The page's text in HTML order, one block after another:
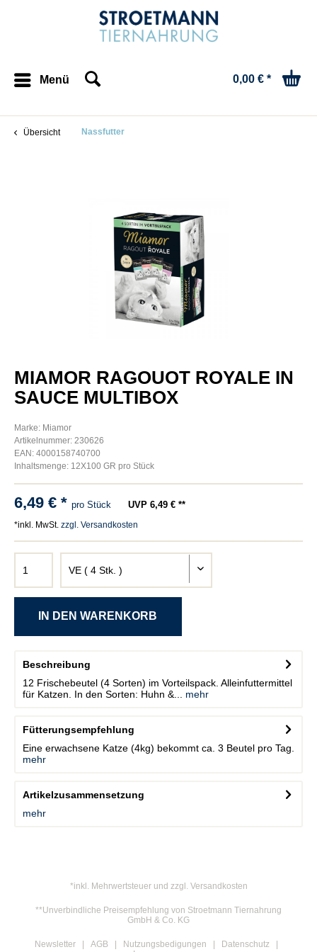
Menü 0,00 € *
Übersicht Nassfutter
MIAMOR RAGOUOT ROYALE IN
SAUCE MULTIBOX
Marke: Miamor
Artikelnummer: 230626
EAN: 4000158740700
Inhaltsmenge: 12X100 GR pro Stück
6,49 € * pro Stück UVP 6,49 € **
*inkl. MwSt. zzgl. Versandkosten
Beschreibung
12 Frischebeutel (4 Sorten) im Vorteilspack. Alleinfuttermittel
für Katzen. In den Sorten: Huhn &...
mehr
Fütterungsempfehlung
Eine erwachsene Katze (4kg) bekommt ca. 3 Beutel pro Tag.
mehr
Artikelzusammensetzung
mehr
*inkl. Mehrwertsteuer und zzgl. Versandkosten
**Unverbindliche Preisempfehlung von Stroetmann Tiernahrung
GmbH & Co. KG
Newsletter AGB Nutzungsbedigungen
Datenschutz